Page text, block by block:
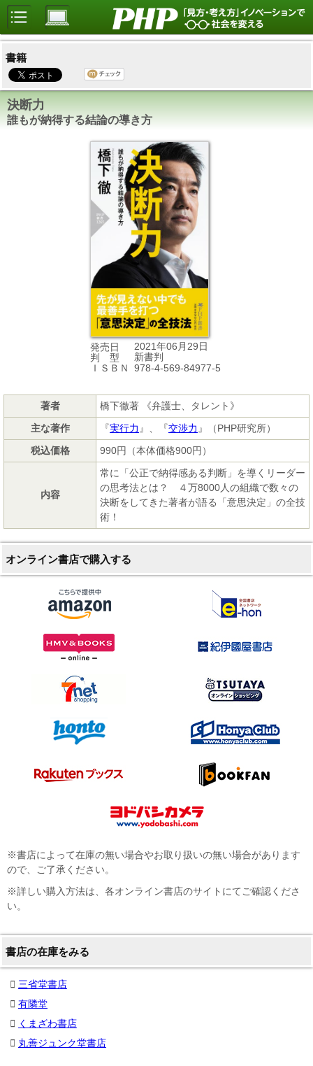
書籍
決断力
誰もが納得する結論の導き方
発売日
2021年06月29日
判 型
新書判
ＩＳＢＮ
978-4-569-84977-5
著者
橋下徹著 《弁護士、タレント》
主な著作
『実行力 』、『交渉力 』（PHP研究所）
税込価格
990円（本体価格900円）
内容
常に「公正で納得感ある判断」を導くリーダー
の思考法とは？ ４万8000人の組織で数々の
決断をしてきた著者が語る「意思決定」の全技
術！
オンライン書店で購入する
※書店によって在庫の無い場合やお取り扱いの無い場合があります
ので、ご了承ください。
※詳しい購入方法は、各オンライン書店のサイトにてご確認くださ
い。
書店の在庫をみる
三省堂書店
有隣堂
くまざわ書店
丸善ジュンク堂書店